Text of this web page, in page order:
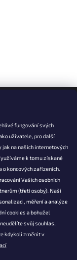
fungování svých
uživatele, pro další
jak na našich internetových
k tomu získané
o koncových zařízeních.
Vašich osobních
(třetí osoby). Naši
měření a analýze
cookies a bohužel
svůj souhlas,
kdykoli změnit v